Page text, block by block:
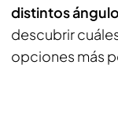
distintos
descubrir
opciones más